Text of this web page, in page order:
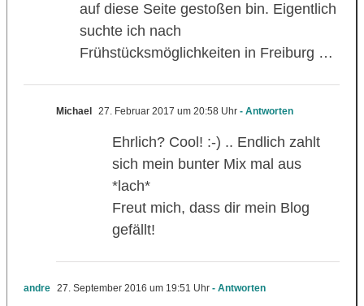
auf diese Seite gestoßen bin. Eigentlich
suchte ich nach
Frühstücksmöglichkeiten in Freiburg …
Michael 27. Februar 2017 um 20:58 Uhr - Antworten
Ehrlich? Cool! :-) .. Endlich zahlt
sich mein bunter Mix mal aus
*lach*
Freut mich, dass dir mein Blog
gefällt!
andre 27. September 2016 um 19:51 Uhr - Antworten